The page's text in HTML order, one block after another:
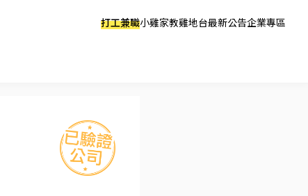
打工兼職小雞家教雞地台最新公告企業專區